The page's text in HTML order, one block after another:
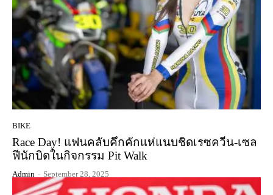
BIKE
Race Day! แฟนคลับคึกคักแห่แนบชิดเรซควีน-เซล
ฟีนักบิดในกิจกรรม Pit Walk
Admin - September 28, 2025